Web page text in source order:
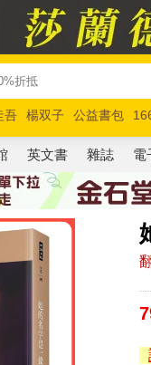
吾 楊双子 公益書包
路邊攤新作 馬斯克 玩具
英文書 雜誌 電